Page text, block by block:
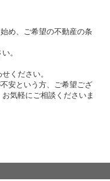
め、ご希望の不動産の条
。
ください。
安という方、ご希望ござ
気軽にご相談くださいま